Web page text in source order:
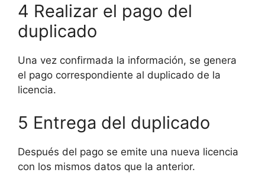
4 Realizar el pago del
duplicado
Una vez confirmada la información, se genera
el pago correspondiente al duplicado de la
licencia.
5 Entrega del duplicado
Después del pago se emite una nueva licencia
con los mismos datos que la anterior.